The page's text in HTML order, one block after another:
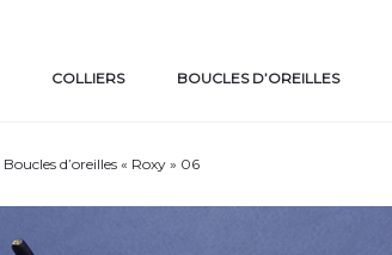
COLLIERS BOUCLES D’OREILLES
Boucles d’oreilles « Roxy » 06